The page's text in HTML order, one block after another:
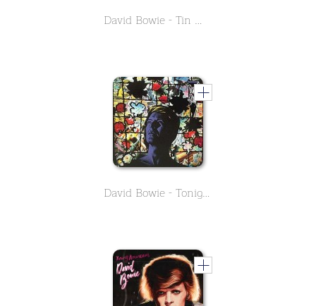
David Bowie - Tin Machine II
David Bowie - Tonight